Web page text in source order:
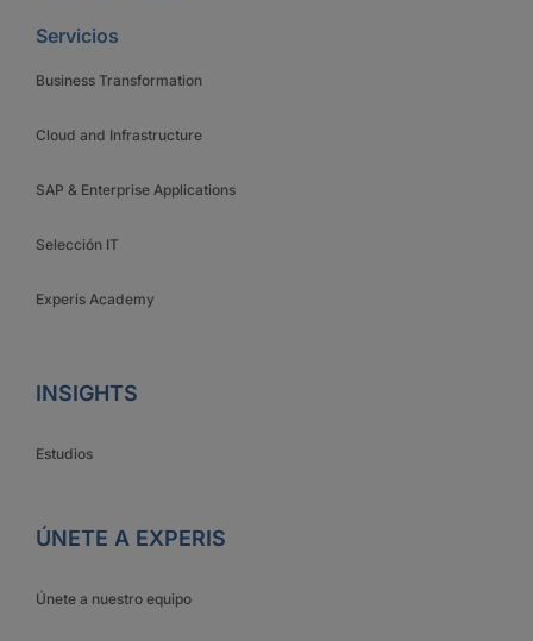
Servicios
Business Transformation
Cloud and Infrastructure
SAP & Enterprise Applications
Selección IT
Experis Academy
INSIGHTS
Estudios
ÚNETE A EXPERIS
Únete a nuestro equipo